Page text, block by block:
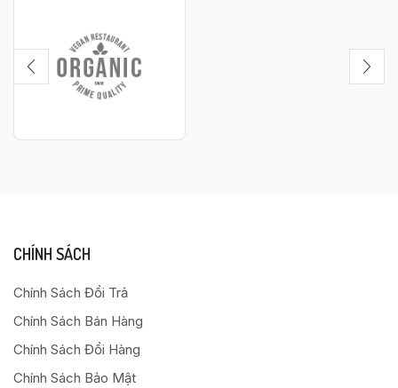
CHÍNH SÁCH
Chính Sách Đổi Trả
Chính Sách Bán Hàng
Chính Sách Đổi Hàng
Chính Sách Bảo Mật